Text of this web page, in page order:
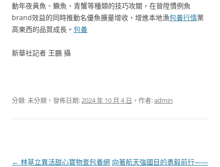
動年夜黃魚、鱖魚、青蟹等種類的技巧攻關，在晉陞慣例魚
brand效益的同時推動名優魚擴量增收，增進本地漁包養行情業
高東西的品質成長。 包養
新華社記者 王鵬 攝
分類: 未分類，發佈日期:2024 年 10 月 4 日 ，作者:admin
文
← 林草立異活甜心寶物查包養網 向著航天強國目的勇毅前行——